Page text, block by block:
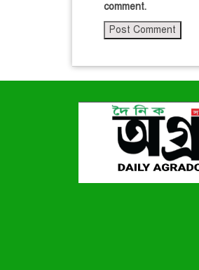
comment.